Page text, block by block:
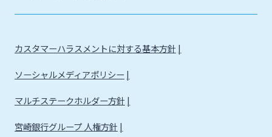
個人のお客さま
法人・個人事業主のお客さま
株主・投資家の皆さま
カスタマーハラスメントに対する基本方針
ソーシャルメディアポリシー
マルチステークホルダー方針
宮崎銀行グループ 人権方針